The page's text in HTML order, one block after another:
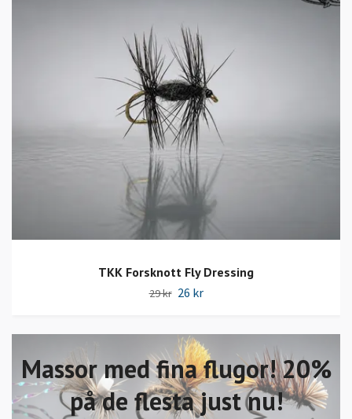
Massor med fina flugor! 20%
på de flesta just nu!
TKK Forsknott Fly Dressing
29 kr 26 kr